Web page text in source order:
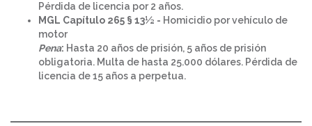
Pérdida de licencia por 2 años.
MGL Capítulo 265 § 13½ - Homicidio por vehículo de
motor
Pena: Hasta 20 años de prisión, 5 años de prisión
obligatoria. Multa de hasta 25.000 dólares. Pérdida de
licencia de 15 años a perpetua.